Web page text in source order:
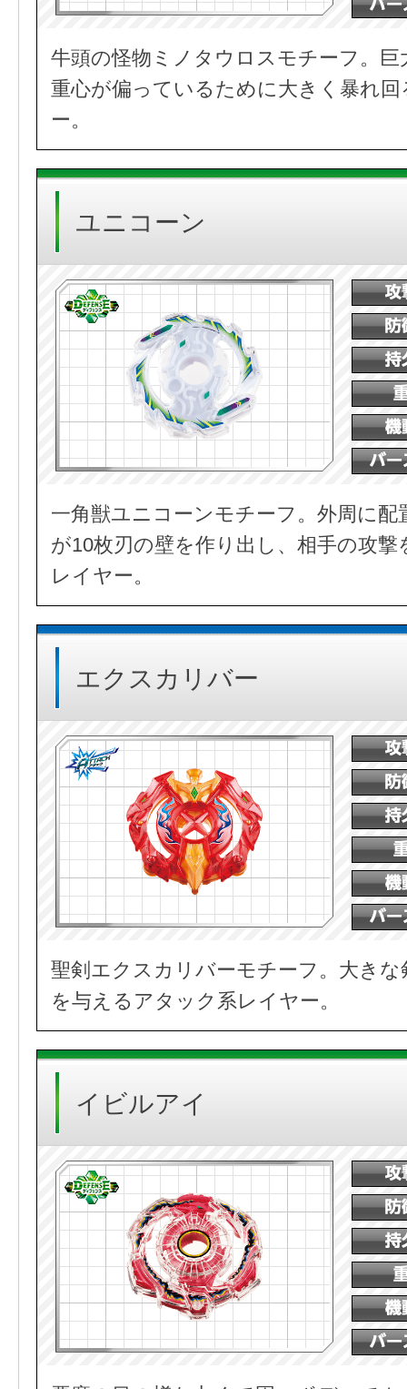
牛頭の怪物ミノタウロスモチーフ。
重心が偏っているために大きく暴れ
ー。
ユニコーン
一角獣ユニコーンモチーフ。外周に
が10枚刃の壁を作り出し、相手の攻
レイヤー。
エクスカリバー
聖剣エクスカリバーモチーフ。大き
を与えるアタック系レイヤー。
イビルアイ